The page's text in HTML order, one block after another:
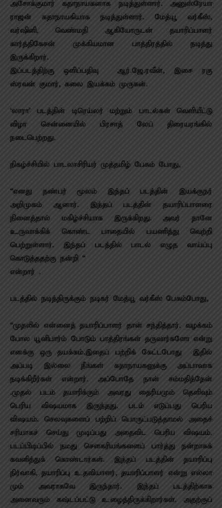
அசோக்குமார் கதாநாயகனாக நடித்துள்ளார். அனுஸ்ரேயா
ராஜன் கதாநாயகியாக நடித்துள்ளார். மேத்யூ வர்கீஸ்,
வர்ஷினி, வெண்மதி ஆகியோருடன் தயாரிப்பாளர்
கார்த்திகேசன் முக்கியமான பாத்திரத்தில் நடித்து
இருக்கிறார்.
இப்படத்திற்கு ஒளிப்பதிவு ஆர்.ஜே.ரவீன், இசை ரகு
ஸ்ரவன் குமார், கலை இயக்கம் முருகன்.
‘லாரா’ படத்தின் டிரெய்லர் மற்றும் பாடல்கள் வெளியீட்டு
விழா சென்னையில் பிரசாத் லேப் திரையரங்கில்
நடைபெற்றது.
நிகழ்ச்சியில் பாடலாசிரியர் முத்தமிழ் பேசும் போது,
“எனது நண்பர் மூலம் இந்தப் படத்தின் இயக்குநர்
அறிமுகம் ஆனார். இந்தப் படத்தின் தயாரிப்பாளரை
நினைத்தால் மகிழ்ச்சியாக இருக்கிறது. அவர் தானே
உருவாக்கிக் கொண்ட பாதையில் பயணித்து வெற்றி
பெற்றுள்ளார். இந்தப் படத்தில் பாடல் எழுத வாய்ப்பு
கொடுத்ததற்கு நன்றி “
என்றார் .
படத்தில் நடித்திருக்கும் நடிகர் மேத்யூ வர்கீஸ் பேசும்போது,
“முதலில் என்னைத் தயாரிப்பாளர் தான் சந்தித்தார். வழக்கம்
போல யூனிபார்ம் போடும் பாத்திரங்கள் தருவார்களோ என்று
எனக்கு ஒரு தயக்கம்.இதைப் பற்றிக் கேட்டபோது இதில்
அப்படி இல்லை நீங்கள் கதாநாயகனுக்கு அப்பாவாக
நடிக்கிறீர்கள் என்றார். அப்போதே நான் சம்மதித்தேன்
.முதல் படம் தயாரிக்கும் அவரது தைரியமும் தெளிவும்
பெரிய விஷயமாக இருந்தது. படம் எடுப்பது பெரிய
விஷயம். செலவுகளைப் பற்றிப் பொருட்படுத்தாமல் அதைச்
சரியாகச் செய்து முடிப்பது அதைவிட பெரிய விஷயம்.
படப்பிடிப்பில் நமது சௌகரியங்களைப் பார்த்து நன்றாகக்
கவனித்துக் கொண்டார்கள். இந்தப் படத்தின் தயாரிப்பு
நிர்வாகி, தயாரிப்பு உதவியாளர், தயாரிப்பாளர் என்று எல்லா
மும் அவராகவே இருந்தார். இந்தப் படத்திற்காக
அனைவரும் கஷ்டப்பட்டு உழைத்திருக்கிறார்கள். அதற்குப்